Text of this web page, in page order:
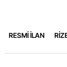
RESMİ İLAN